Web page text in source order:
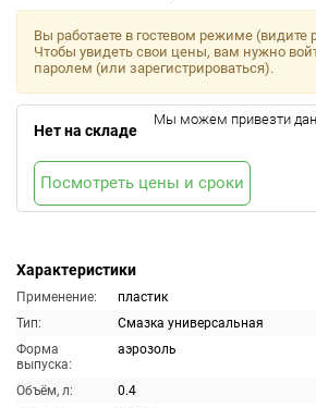
Характеристики
Применение:
пластик
Тип:
Смазка универсальная
Форма
выпуска:
аэрозоль
Объём, л:
0.4
Вы работаете в гостевом режиме
Чтобы увидеть свои цены, вам нужно
паролем (или зарегистрироваться).
Нет на складе
Мы можем привезти
Посмотреть цены и сроки